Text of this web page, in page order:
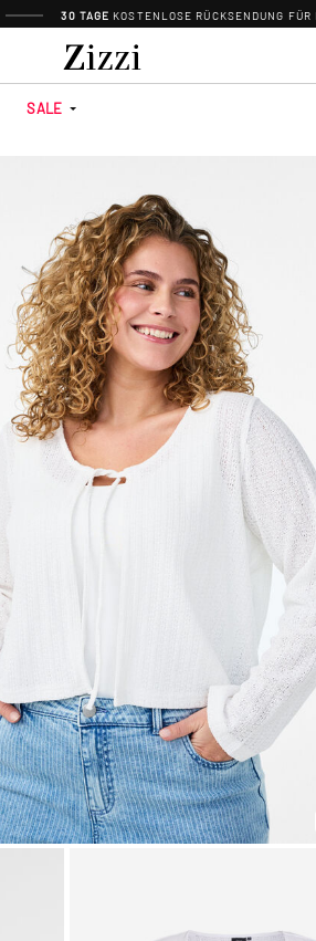
30 TAGE KOSTENLOSE RÜCKSENDUNG
SALE